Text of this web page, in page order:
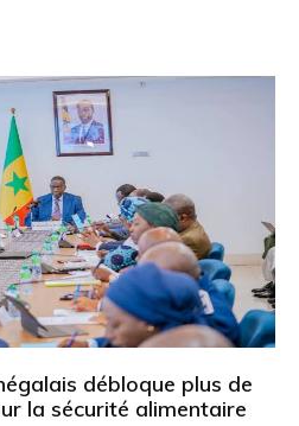
débloque plus de
la sécurité alimentaire